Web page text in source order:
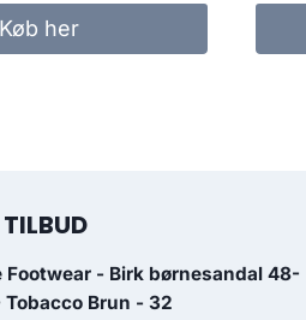
Køb her
Footwear - Birk børnesandal 48-
Brun - 32